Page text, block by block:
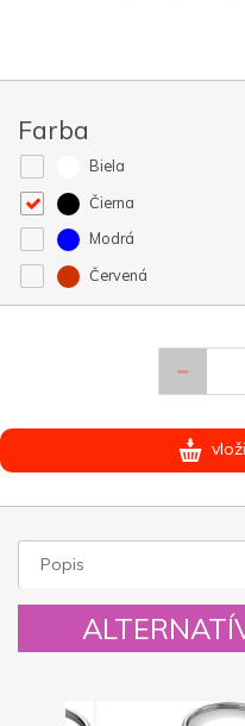
Farba
Biela
Čierna
Modrá
Červená
Popis